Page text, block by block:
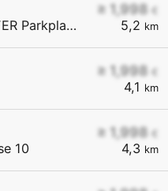
≥ 1,998 €
5,2 km
Bahnhofstrasse 26 (am HOFER Parkplatz)
≥ 1,998 €
4,1 km
≥ 1,998 €
4,3 km
10